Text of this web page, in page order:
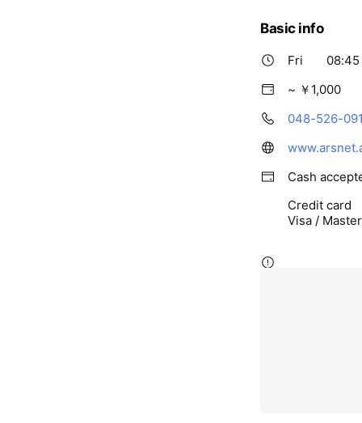
Basic info
Fri
~ ￥1,000
048-526-
Cash
Credit card
Visa /